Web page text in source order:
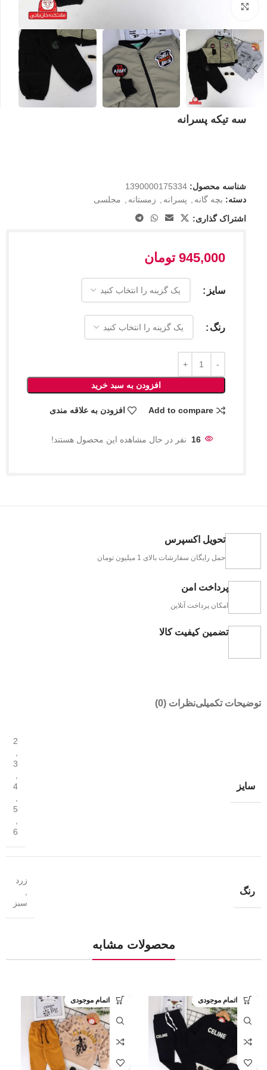
سه تیکه پسرانه
شناسه محصول: 1390000175334
دسته: بچه گانه پسرانه زمستانه
مجلسی
اشتراک گذاری:
945,000 تومان
سایز
رنگ
افزودن به سبد خرید
Add to compare افزودن به علاقه مندی
16 نفر در حال مشاهده این محصول هستند!
تحویل اکسپرس
حمل رایگان سفارشات بالای 1 میلیون تومان
پرداخت امن
امکان پرداخت آنلاین
تضمین کیفیت کالا
توضیحات تکمیلینظرات (0)
سایز
2
3
4
5
6
رنگ
زرد
سبز
محصولات مشابه
اتمام موجودی اتمام موجودی